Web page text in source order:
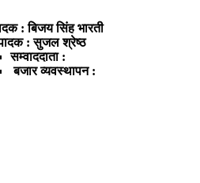
: बिजय सिंह भारती
: सुजल श्रेष्ठ
सम्वाददाता :
बजार व्यवस्थापन :